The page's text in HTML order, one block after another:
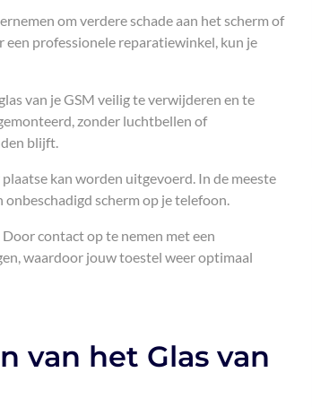
om verdere schade aan het scherm of
professionele reparatiewinkel, kun je
van je GSM veilig te verwijderen en te
zonder luchtbellen of
blijft.
kan worden uitgevoerd. In de meeste
scherm op je telefoon.
contact op te nemen met een
waardoor jouw toestel weer optimaal
van het Glas van